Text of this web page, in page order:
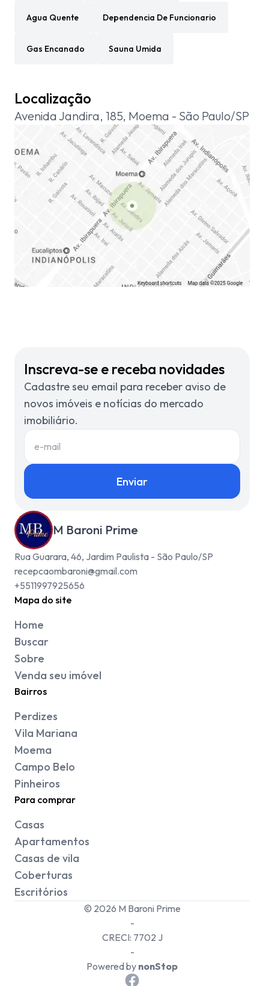
Agua Quente Dependencia De Funcionario
Gas Encanado Sauna Umida
Localização
Avenida Jandira, 185, Moema - São Paulo/SP
Inscreva-se e receba novidades
Cadastre seu email para receber aviso de
novos imóveis e notícias do mercado
imobiliário.
Enviar
M Baroni Prime
Rua Guarara, 46, Jardim Paulista - São Paulo/SP
recepcaombaroni@gmail.com
+5511997925656
Mapa do site
Home
Buscar
Sobre
Venda seu imóvel
Bairros
Perdizes
Vila Mariana
Moema
Campo Belo
Pinheiros
Para comprar
Casas
Apartamentos
Casas de vila
Coberturas
Escritórios
© 2026 M Baroni Prime
-
CRECI: 7702 J
-
Powered by nonStop